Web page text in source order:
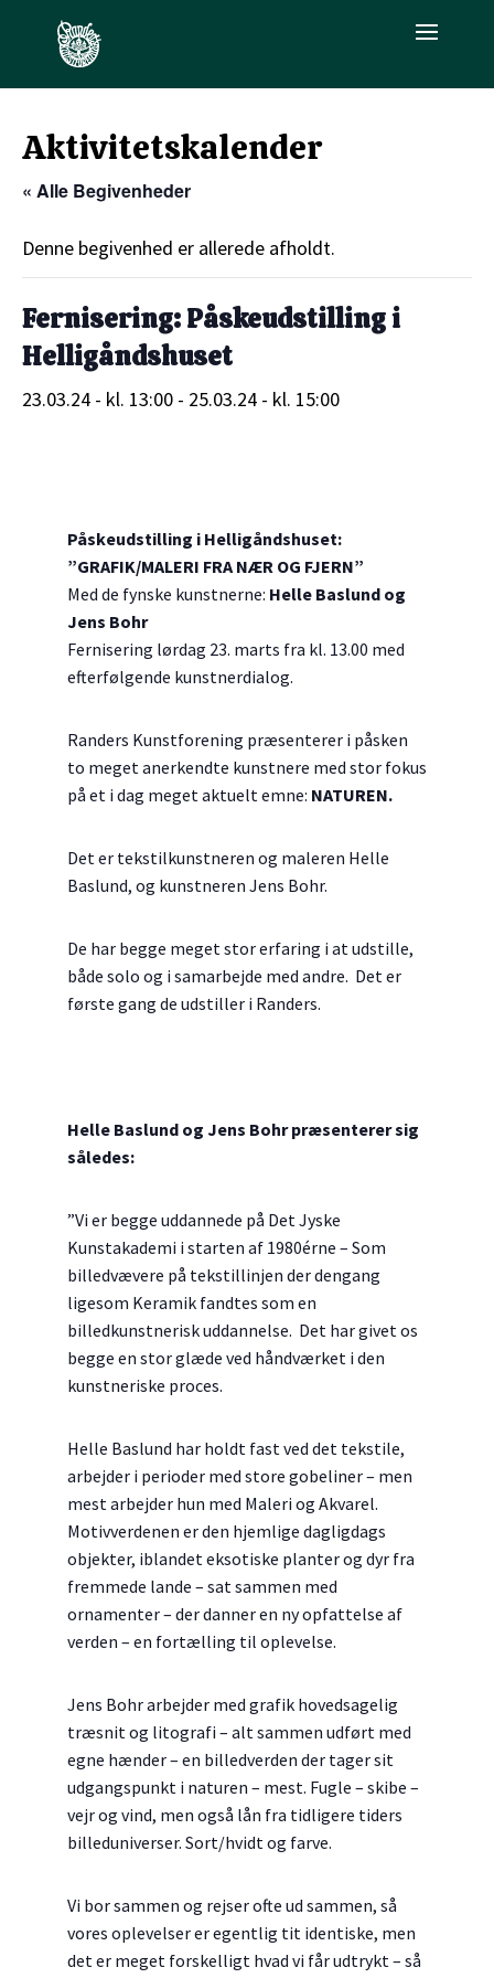
Aktivitetskalender
« Alle Begivenheder
Denne begivenhed er allerede afholdt.
Fernisering: Påskeudstilling i
Helligåndshuset
23.03.24 - kl. 13:00 - 25.03.24 - kl. 15:00
Påskeudstilling i Helligåndshuset:
”GRAFIK/MALERI FRA NÆR OG FJERN”
Med de fynske kunstnerne: Helle Baslund og
Jens Bohr
Fernisering lørdag 23. marts fra kl. 13.00 med
efterfølgende kunstnerdialog.
Randers Kunstforening præsenterer i påsken
to meget anerkendte kunstnere med stor fokus
på et i dag meget aktuelt emne: NATUREN.
Det er tekstilkunstneren og maleren Helle
Baslund, og kunstneren Jens Bohr.
De har begge meget stor erfaring i at udstille,
både solo og i samarbejde med andre. Det er
første gang de udstiller i Randers.
Helle Baslund og Jens Bohr præsenterer sig
således:
”Vi er begge uddannede på Det Jyske
Kunstakademi i starten af 1980érne – Som
billedvævere på tekstillinjen der dengang
ligesom Keramik fandtes som en
billedkunstnerisk uddannelse. Det har givet os
begge en stor glæde ved håndværket i den
kunstneriske proces.
Helle Baslund har holdt fast ved det tekstile,
arbejder i perioder med store gobeliner – men
mest arbejder hun med Maleri og Akvarel.
Motivverdenen er den hjemlige dagligdags
objekter, iblandet eksotiske planter og dyr fra
fremmede lande – sat sammen med
ornamenter – der danner en ny opfattelse af
verden – en fortælling til oplevelse.
Jens Bohr arbejder med grafik hovedsagelig
træsnit og litografi – alt sammen udført med
egne hænder – en billedverden der tager sit
udgangspunkt i naturen – mest. Fugle – skibe –
vejr og vind, men også lån fra tidligere tiders
billeduniverser. Sort/hvidt og farve.
Vi bor sammen og rejser ofte ud sammen, så
vores oplevelser er egentlig tit identiske, men
det er meget forskelligt hvad vi får udtrykt – så